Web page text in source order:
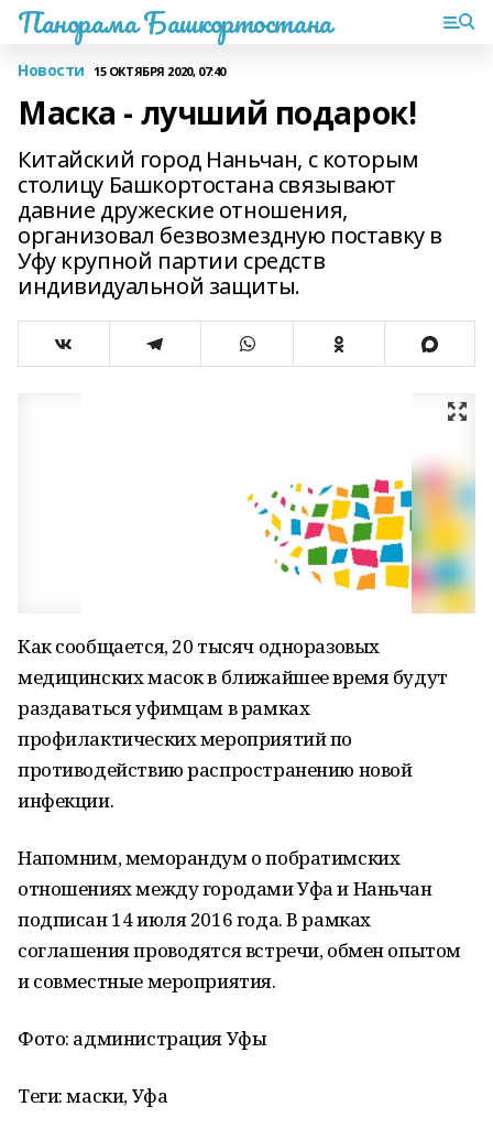
Панорама Башкортостана
Новости 15 ОКТЯБРЯ 2020, 07:40
Маска - лучший подарок!
Китайский город Наньчан, с которым
столицу Башкортостана связывают
давние дружеские отношения,
организовал безвозмездную поставку в
Уфу крупной партии средств
индивидуальной защиты.
Как сообщается, 20 тысяч одноразовых
медицинских масок в ближайшее время будут
раздаваться уфимцам в рамках
профилактических мероприятий по
противодействию распространению новой
инфекции.
Напомним, меморандум о побратимских
отношениях между городами Уфа и Наньчан
подписан 14 июля 2016 года. В рамках
соглашения проводятся встречи, обмен опытом
и совместные мероприятия.
Фото: администрация Уфы
Теги: маски, Уфа